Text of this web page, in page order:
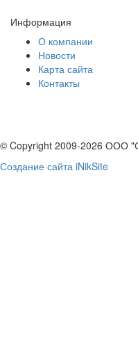
Информация
О компании
Новости
Карта сайта
Контакты
© Copyright 2009-2026 ООО
Создание сайта iNikSite